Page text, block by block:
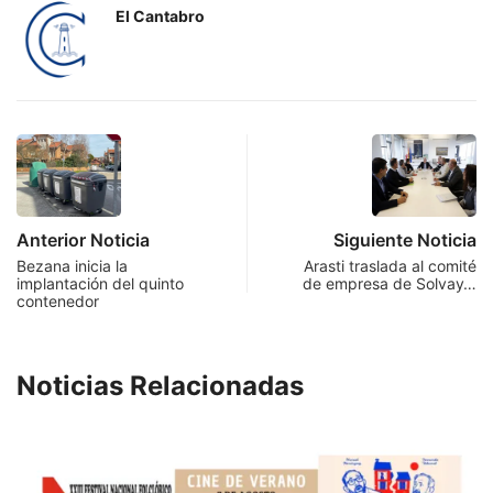
El Cantabro
Anterior Noticia
Bezana inicia la
implantación del quinto
contenedor
Siguiente Noticia
Arasti traslada al comité
de empresa de Solvay…
Noticias Relacionadas